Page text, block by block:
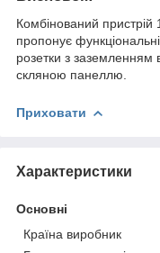
Комбінований
пропонує
розетки з заземленням
скляною панеллю.
Приховати
Характеристики
Основні
Країна виробник